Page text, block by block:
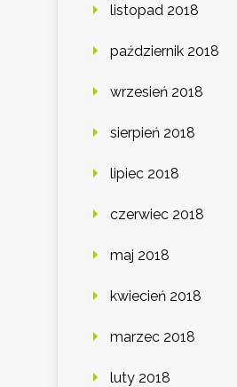
listopad 2018
październik 2018
wrzesień 2018
sierpień 2018
lipiec 2018
czerwiec 2018
maj 2018
kwiecień 2018
marzec 2018
luty 2018